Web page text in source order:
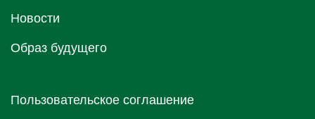
Новости
Образ будущего
Пользовательское соглашение